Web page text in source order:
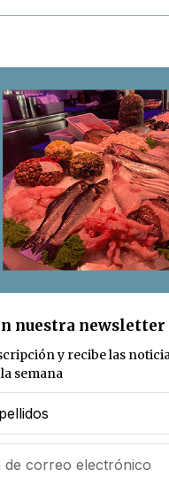
nuestra newsletter
y recibe las
semana